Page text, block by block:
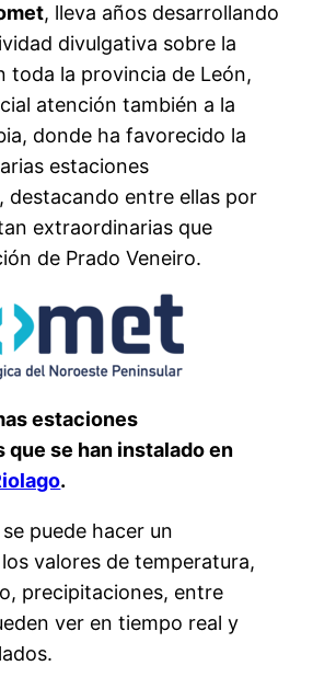
, lleva años desarrollando
divulgativa sobre la
toda la provincia de León,
atención también a la
donde ha favorecido la
estaciones
destacando entre ellas por
extraordinarias que
de Prado Veneiro.
estaciones
se han instalado en
.
puede hacer un
valores de temperatura,
precipitaciones, entre
ver en tiempo real y